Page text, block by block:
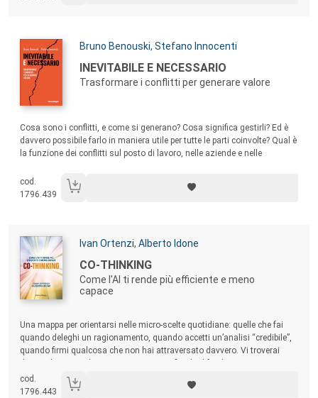
Autori:
Bruno Benouski, Stefano Innocenti
Titolo:
INEVITABILE E NECESSARIO
Trasformare i conflitti per generare valore
Cosa sono i conflitti, e come si generano? Cosa significa gestirli? Ed è
davvero possibile farlo in maniera utile per tutte le parti coinvolte? Qual è
la funzione dei conflitti sul posto di lavoro, nelle aziende e nelle
caratterizza ogni essere vivente. È possibile però operare perché
favorisca la creazione di valore, invece di generare distruzione!
cod.
1796.439
Autori:
Ivan Ortenzi, Alberto Idone
Titolo:
CO-THINKING
Come l'AI ti rende più efficiente e meno
capace
Una mappa per orientarsi nelle micro-scelte quotidiane: quelle che fai
quando deleghi un ragionamento, quando accetti un’analisi “credibile”,
quando firmi qualcosa che non hai attraversato davvero. Vi troverai
semplice: la rilevanza non si dichiara, si dimostra. Perché l’interrogativo
chiave non è quanto userai l’AI, ma quale intelligenza vuoi far contare.
cod.
1796.443